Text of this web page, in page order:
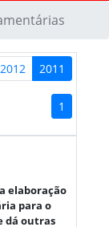
2012 2011
1
elaboração
para o
dá outras